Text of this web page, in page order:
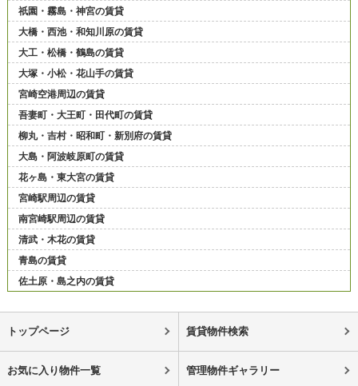
祇園・霧島・神宮の賃貸
大橋・西池・和知川原の賃貸
大工・松橋・鶴島の賃貸
大塚・小松・花山手の賃貸
宮崎空港周辺の賃貸
吾妻町・大王町・田代町の賃貸
柳丸・吉村・昭和町・新別府の賃貸
大島・阿波岐原町の賃貸
花ヶ島・東大宮の賃貸
宮崎駅周辺の賃貸
南宮崎駅周辺の賃貸
清武・木花の賃貸
青島の賃貸
佐土原・島之内の賃貸
トップページ 賃貸物件検索
お気に入り物件一覧 管理物件ギャラリー